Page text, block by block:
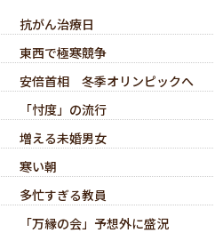
抗がん治療日
東西で極寒競争
安倍首相 冬季オリンピックへ
「忖度」の流行
増える未婚男女
寒い朝
多忙すぎる教員
「万縁の会」予想外に盛況